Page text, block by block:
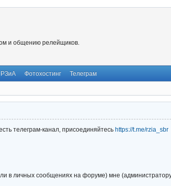
и общению релейщиков.
Фотохостинг Телеграм
телеграм-канал, присоединяйтесь https://t.me/rzia_sbr
в личных сообщениях на форуме) мне